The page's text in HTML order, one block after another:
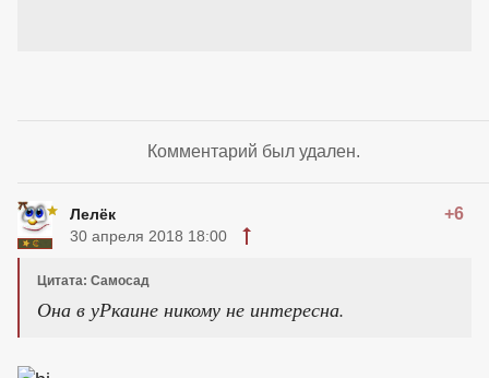
Комментарий был удален.
Лелёк +6
30 апреля 2018 18:00
Цитата: Самосад
Она в уРкаине никому не интересна.